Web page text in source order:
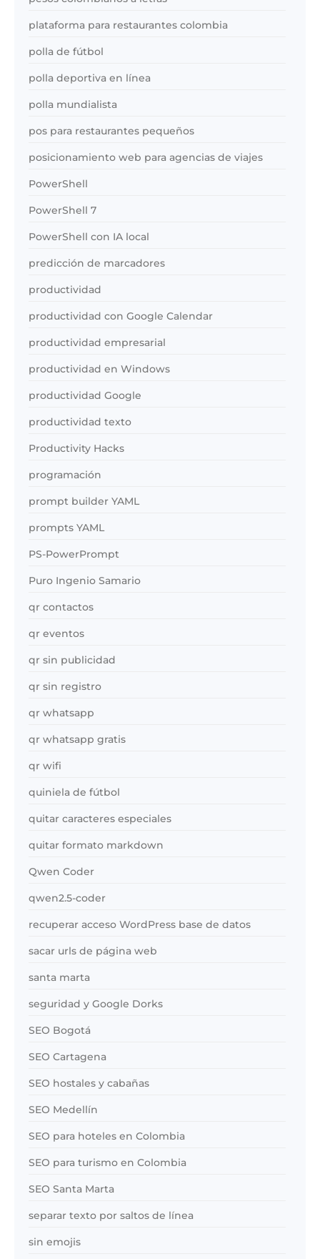
plataforma para restaurantes colombia
polla de fútbol
polla deportiva en línea
polla mundialista
pos para restaurantes pequeños
posicionamiento web para agencias de viajes
PowerShell
PowerShell 7
PowerShell con IA local
predicción de marcadores
productividad
productividad con Google Calendar
productividad empresarial
productividad en Windows
productividad Google
productividad texto
Productivity Hacks
programación
prompt builder YAML
prompts YAML
PS-PowerPrompt
Puro Ingenio Samario
qr contactos
qr eventos
qr sin publicidad
qr sin registro
qr whatsapp
qr whatsapp gratis
qr wifi
quiniela de fútbol
quitar caracteres especiales
quitar formato markdown
Qwen Coder
qwen2.5-coder
recuperar acceso WordPress base de datos
sacar urls de página web
santa marta
seguridad y Google Dorks
SEO Bogotá
SEO Cartagena
SEO hostales y cabañas
SEO Medellín
SEO para hoteles en Colombia
SEO para turismo en Colombia
SEO Santa Marta
separar texto por saltos de línea
sin emojis